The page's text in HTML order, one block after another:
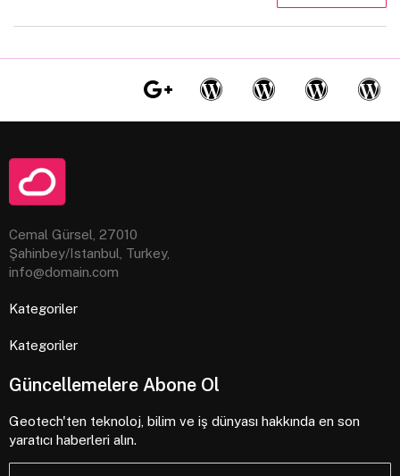
Cemal Gürsel, 27010
Şahinbey/Istanbul, Turkey,
info@domain.com
Kategoriler
Kategoriler
Güncellemelere Abone Ol
Geotech'ten teknoloj, bilim ve iş dünyası hakkında en son
yaratıcı haberleri alın.